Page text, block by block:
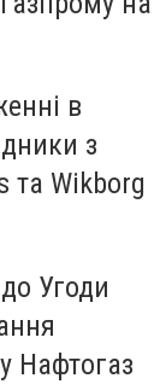
в
з
та Wikborg
Угоди
Нафтогаз